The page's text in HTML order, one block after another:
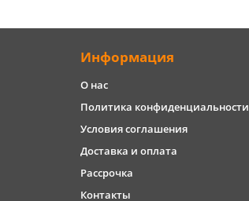
Информация
О нас
Политика конфиденциальности
Условия соглашения
Доставка и оплата
Рассрочка
Контакты